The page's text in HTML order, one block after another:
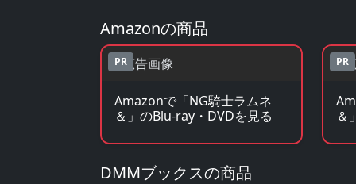
Amazonの商品
PR
Amazonで「NG騎士ラムネ
＆」のBlu-ray・DVDを見る
PR
＆
DMMブックスの商品